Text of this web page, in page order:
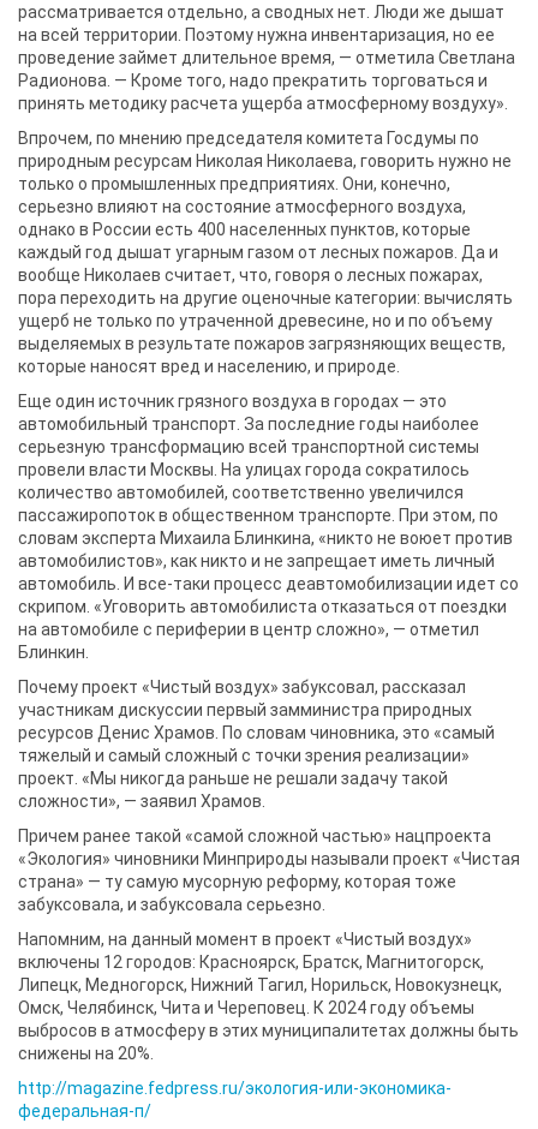
рассматривается отдельно, а сводных нет. Люди же дышат
на всей территории. Поэтому нужна инвентаризация, но ее
проведение займет длительное время, — отметила Светлана
Радионова. — Кроме того, надо прекратить торговаться и
принять методику расчета ущерба атмосферному воздуху».
Впрочем, по мнению председателя комитета Госдумы по
природным ресурсам Николая Николаева, говорить нужно не
только о промышленных предприятиях. Они, конечно,
серьезно влияют на состояние атмосферного воздуха,
однако в России есть 400 населенных пунктов, которые
каждый год дышат угарным газом от лесных пожаров. Да и
вообще Николаев считает, что, говоря о лесных пожарах,
пора переходить на другие оценочные категории: вычислять
ущерб не только по утраченной древесине, но и по объему
выделяемых в результате пожаров загрязняющих веществ,
которые наносят вред и населению, и природе.
Еще один источник грязного воздуха в городах — это
автомобильный транспорт. За последние годы наиболее
серьезную трансформацию всей транспортной системы
провели власти Москвы. На улицах города сократилось
количество автомобилей, соответственно увеличился
пассажиропоток в общественном транспорте. При этом, по
словам эксперта Михаила Блинкина, «никто не воюет против
автомобилистов», как никто и не запрещает иметь личный
автомобиль. И все-таки процесс деавтомобилизации идет со
скрипом. «Уговорить автомобилиста отказаться от поездки
на автомобиле с периферии в центр сложно», — отметил
Блинкин.
Почему проект «Чистый воздух» забуксовал, рассказал
участникам дискуссии первый замминистра природных
ресурсов Денис Храмов. По словам чиновника, это «самый
тяжелый и самый сложный с точки зрения реализации»
проект. «Мы никогда раньше не решали задачу такой
сложности», — заявил Храмов.
Причем ранее такой «самой сложной частью» нацпроекта
«Экология» чиновники Минприроды называли проект «Чистая
страна» — ту самую мусорную реформу, которая тоже
забуксовала, и забуксовала серьезно.
Напомним, на данный момент в проект «Чистый воздух»
включены 12 городов: Красноярск, Братск, Магнитогорск,
Липецк, Медногорск, Нижний Тагил, Норильск, Новокузнецк,
Омск, Челябинск, Чита и Череповец. К 2024 году объемы
выбросов в атмосферу в этих муниципалитетах должны быть
снижены на 20%.
http://magazine.fedpress.ru/экология-или-экономика-
федеральная-п/